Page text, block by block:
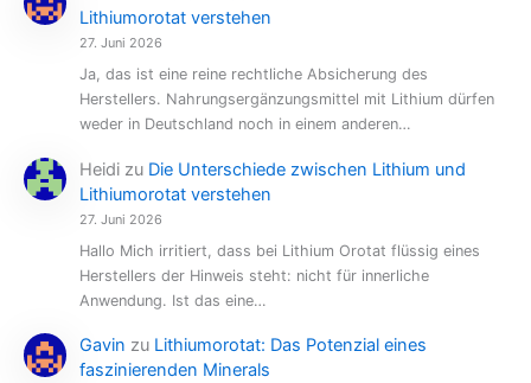
Lithiumorotat verstehen
27. Juni 2026
Ja, das ist eine reine rechtliche Absicherung des
Herstellers. Nahrungsergänzungsmittel mit Lithium dürfen
weder in Deutschland noch in einem anderen…
Heidi zu Die Unterschiede zwischen Lithium und
Lithiumorotat verstehen
27. Juni 2026
Hallo Mich irritiert, dass bei Lithium Orotat flüssig eines
Herstellers der Hinweis steht: nicht für innerliche
Anwendung. Ist das eine…
Gavin zu Lithiumorotat: Das Potenzial eines
faszinierenden Minerals